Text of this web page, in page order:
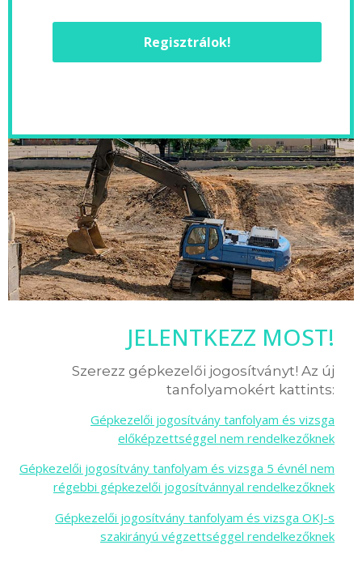
Regisztrálok!
JELENTKEZZ MOST!
Szerezz gépkezelői jogosítványt! Az új
tanfolyamokért kattints:
Gépkezelői jogosítvány tanfolyam és vizsga
előképzettséggel nem rendelkezőknek
Gépkezelői jogosítvány tanfolyam és vizsga 5 évnél nem
régebbi gépkezelői jogosítvánnyal rendelkezőknek
Gépkezelői jogosítvány tanfolyam és vizsga OKJ-s
szakirányú végzettséggel rendelkezőknek